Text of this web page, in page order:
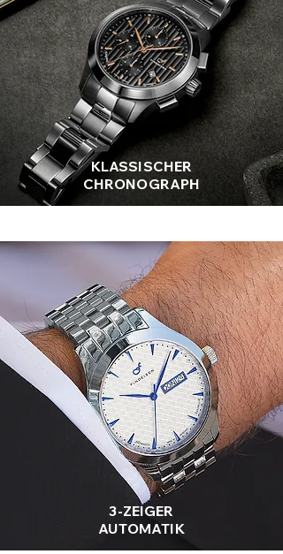
KLASSISCHER
CHRONOGRAPH
3-ZEIGER
AUTOMATIK